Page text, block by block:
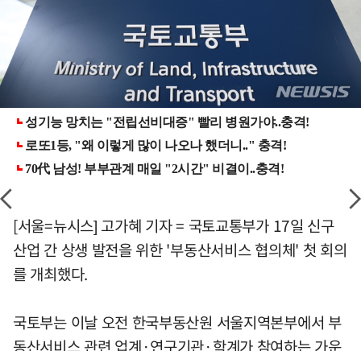
[서울=뉴시스] 고가혜 기자 = 국토교통부가 17일 신구
산업 간 상생 발전을 위한 '부동산서비스 협의체' 첫 회의
를 개최했다.
국토부는 이날 오전 한국부동산원 서울지역본부에서 부
동산서비스 관련 업계·연구기관·학계가 참여하는 가운